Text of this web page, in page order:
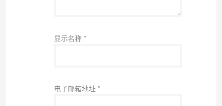
显示名称 *
电子邮箱地址 *